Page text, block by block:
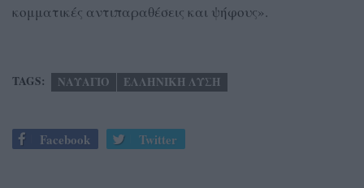
κομματικές αντιπαραθέσεις και ψήφους».
TAGS: ΝΑΥΑΓΙΟ ΕΛΛΗΝΙΚΗ ΛΥΣΗ
Facebook Twitter